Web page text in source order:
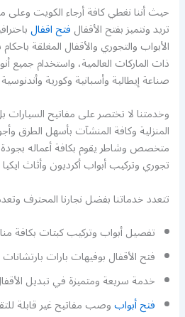
تريد ونتميز بفتح الأقفالفتح اقفال
الأبواب والتجوري والأقفال المغلقة
ذات الماركات العالمية، واستخدام جميع
صناعة إيطالية وأسبانية وكورية
وخدمتنا لا تختصر على مفاتيح السيارات
المنزلية وكافة المنشآت بأسهل الطرق
متخصص وشاطر يقوم بكافة أعماله
تجوري وتركيب أبواب أكرديون وأثاث
تتعدد خدماتنا بفضل نجارنا المحترف
تفصيل أبواب وتركيب كبتات بكافة
فتح الأقفال بوفيهات بارات بارتشانات
خدمة سريعة ومتميزة في تبديل
فتح أبوابوصب مفاتيح غير قابلة